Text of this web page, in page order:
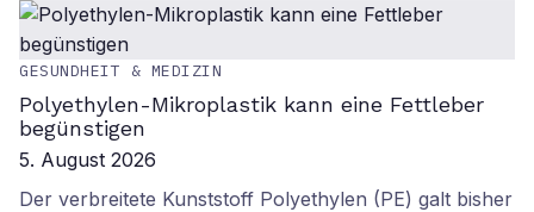
GESUNDHEIT & MEDIZIN
Polyethylen-Mikroplastik kann eine Fettleber
begünstigen
5. August 2026
Der verbreitete Kunststoff Polyethylen (PE) galt bisher